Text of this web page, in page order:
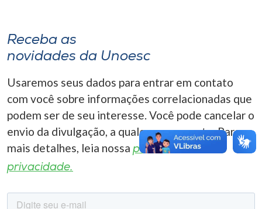
A-
Receba as
novidades da Unoesc
Usaremos seus dados para entrar em contato
com você sobre informações correlacionadas que
podem ser de seu interesse. Você pode cancelar o
envio da divulgação, a qualquer momento. Para
mais detalhes, leia nossa política de
privacidade.